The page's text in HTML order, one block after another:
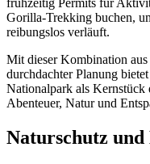
frühzeitig Permits für
Gorilla-Trekking buchen,
reibungslos verläuft.
Mit dieser Kombination
durchdachter Planung
Nationalpark als Kernstück
Abenteuer, Natur und
Naturschutz